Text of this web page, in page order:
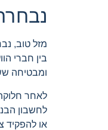
מזל טוב,
בין חברי
ומבטיחה
לאחר
לחשבון
או להפקיד